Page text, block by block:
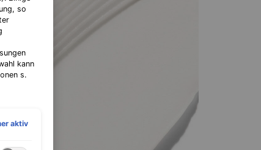
so
kann
s.
aktiv